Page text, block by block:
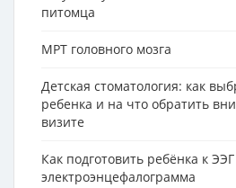
питомца
МРТ головного мозга
Детская стоматология: как
ребенка и на что обратить
визите
Как подготовить ребёнка к
электроэнцефалограмма